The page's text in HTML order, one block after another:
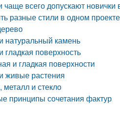
чаще всего допускают новички
разные стили в одном проекте
натуральный камень
гладкая поверхность
и гладкая поверхности
живые растения
металл и стекло
принципы сочетания фактур